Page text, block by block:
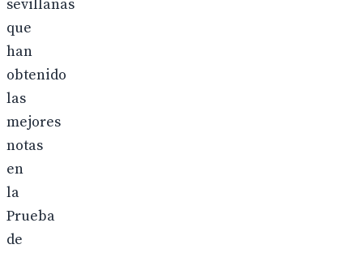
sevillanas
que
han
obtenido
las
mejores
notas
en
la
Prueba
de